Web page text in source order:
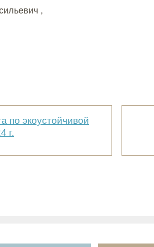
,
по экоустойчивой
г.